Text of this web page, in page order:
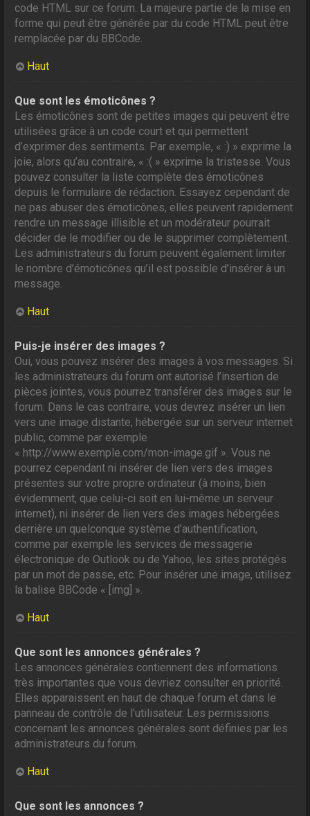
code HTML sur ce forum. La majeure partie de la mise en
forme qui peut être générée par du code HTML peut être
remplacée par du BBCode.
Haut
Que sont les émoticônes ?
Les émoticônes sont de petites images qui peuvent être
utilisées grâce à un code court et qui permettent
d’exprimer des sentiments. Par exemple, « :) » exprime la
joie, alors qu’au contraire, « :( » exprime la tristesse. Vous
pouvez consulter la liste complète des émoticônes
depuis le formulaire de rédaction. Essayez cependant de
ne pas abuser des émoticônes, elles peuvent rapidement
rendre un message illisible et un modérateur pourrait
décider de le modifier ou de le supprimer complètement.
Les administrateurs du forum peuvent également limiter
le nombre d’émoticônes qu’il est possible d’insérer à un
message.
Haut
Puis-je insérer des images ?
Oui, vous pouvez insérer des images à vos messages. Si
les administrateurs du forum ont autorisé l’insertion de
pièces jointes, vous pourrez transférer des images sur le
forum. Dans le cas contraire, vous devrez insérer un lien
vers une image distante, hébergée sur un serveur internet
public, comme par exemple
« http://www.exemple.com/mon-image.gif ». Vous ne
pourrez cependant ni insérer de lien vers des images
présentes sur votre propre ordinateur (à moins, bien
évidemment, que celui-ci soit en lui-même un serveur
internet), ni insérer de lien vers des images hébergées
derrière un quelconque système d’authentification,
comme par exemple les services de messagerie
électronique de Outlook ou de Yahoo, les sites protégés
par un mot de passe, etc. Pour insérer une image, utilisez
la balise BBCode « [img] ».
Haut
Que sont les annonces générales ?
Les annonces générales contiennent des informations
très importantes que vous devriez consulter en priorité.
Elles apparaissent en haut de chaque forum et dans le
panneau de contrôle de l’utilisateur. Les permissions
concernant les annonces générales sont définies par les
administrateurs du forum.
Haut
Que sont les annonces ?